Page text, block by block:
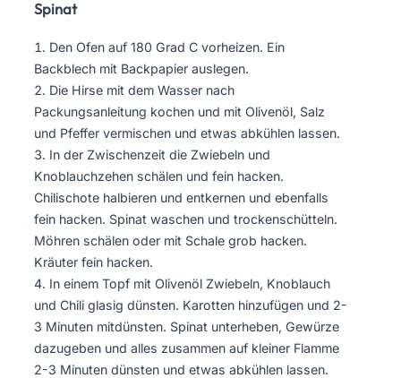
Spinat
Den Ofen auf 180 Grad C vorheizen. Ein
Backblech mit Backpapier auslegen.
Die Hirse mit dem Wasser nach
Packungsanleitung kochen und mit Olivenöl, Salz
und Pfeffer vermischen und etwas abkühlen lassen.
In der Zwischenzeit die Zwiebeln und
Knoblauchzehen schälen und fein hacken.
Chilischote halbieren und entkernen und ebenfalls
fein hacken. Spinat waschen und trockenschütteln.
Möhren schälen oder mit Schale grob hacken.
Kräuter fein hacken.
In einem Topf mit Olivenöl Zwiebeln, Knoblauch
und Chili glasig dünsten. Karotten hinzufügen und 2-
3 Minuten mitdünsten. Spinat unterheben, Gewürze
dazugeben und alles zusammen auf kleiner Flamme
2-3 Minuten dünsten und etwas abkühlen lassen.